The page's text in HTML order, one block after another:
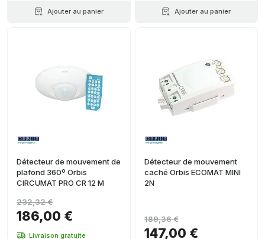
Ajouter au panier Ajouter au panier
Détecteur de mouvement de
plafond 360º Orbis
CIRCUMAT PRO CR 12 M
186,00 €
232,32 €
Livraison gratuite
Détecteur de mouvement
caché Orbis ECOMAT MINI
2N
147,00 €
189,36 €